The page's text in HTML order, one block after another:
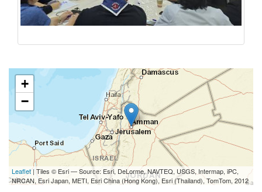
+
−
Leaflet| Tiles © Esri — Source: Esri, DeLorme, NAVTEQ, USGS, Intermap, iPC,
NRCAN, Esri Japan, METI, Esri China (Hong Kong), Esri (Thailand), TomTom, 2012